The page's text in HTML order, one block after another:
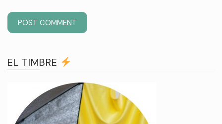
EL TIMBRE